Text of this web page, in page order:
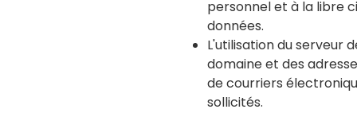
personnel et à la libre
données.
L'utilisation du serveur
domaine et des
de courriers
sollicités.